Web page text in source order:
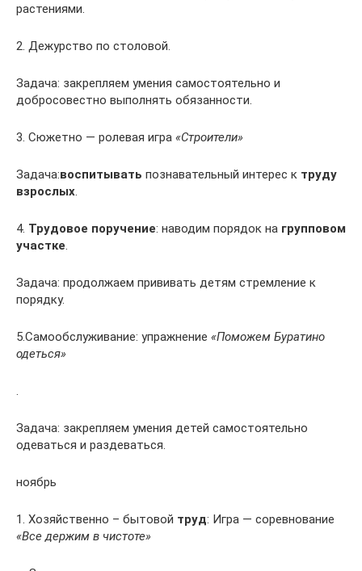
растениями.
2. Дежурство по столовой.
Задача: закрепляем умения самостоятельно и
добросовестно выполнять обязанности.
3. Сюжетно — ролевая игра «Строители»
Задача:воспитывать познавательный интерес к труду
взрослых.
4. Трудовое поручение: наводим порядок на групповом
участке.
Задача: продолжаем прививать детям стремление к
порядку.
5.Самообслуживание: упражнение «Поможем Буратино
одеться»
.
Задача: закрепляем умения детей самостоятельно
одеваться и раздеваться.
ноябрь
1. Хозяйственно – бытовой труд: Игра — соревнование
«Все держим в чистоте»